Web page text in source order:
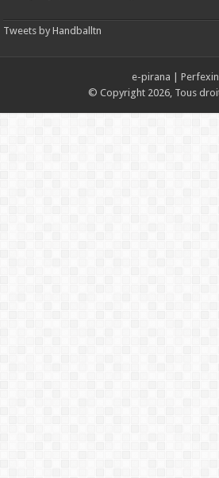
Tweets by Handballtn
e-pirana
© Copyright 2026, Tous